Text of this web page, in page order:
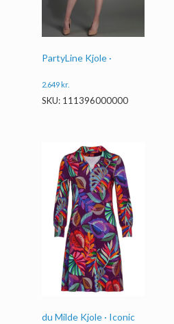
PartyLine Kjole ·
2.649 kr.
SKU: 111396000000
du Milde Kjole · Iconic